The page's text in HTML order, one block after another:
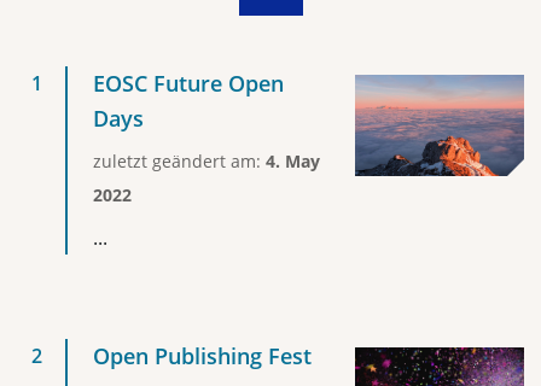
EOSC Future Open
Days
zuletzt geändert am: 4. May
2022
...
Open Publishing Fest